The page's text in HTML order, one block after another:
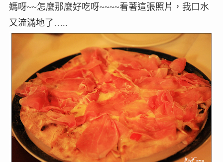
媽呀~~怎麼那麼好吃呀~~~~看著這張照片，我口水
又流滿地了…..